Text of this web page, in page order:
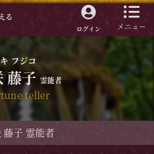
メニュー
る
ログイン
藤子
フジコ
霊能者
teller
藤子 霊能者